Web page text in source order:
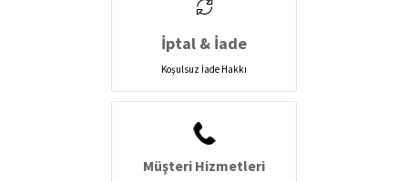
İptal & İade
Koşulsuz İade Hakkı
Müşteri Hizmetleri